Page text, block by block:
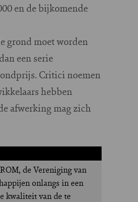
en de bijkomende
grond moet worden
een serie
Critici noemen
hebben
afwerking mag zich
de Vereniging van
onlangs in een
kwaliteit van de te